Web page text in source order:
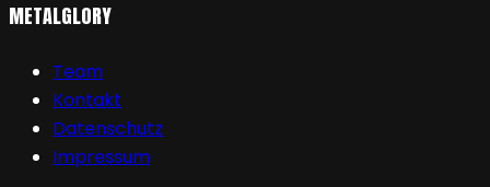
METALGLORY
Team
Kontakt
Datenschutz
Impressum